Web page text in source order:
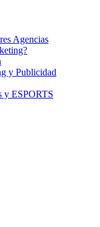
Agencias
y Publicidad
y ESPORTS